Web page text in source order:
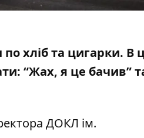
хліб та цигарки. В
“Жах, я це бачив”
ДОКЛ ім.